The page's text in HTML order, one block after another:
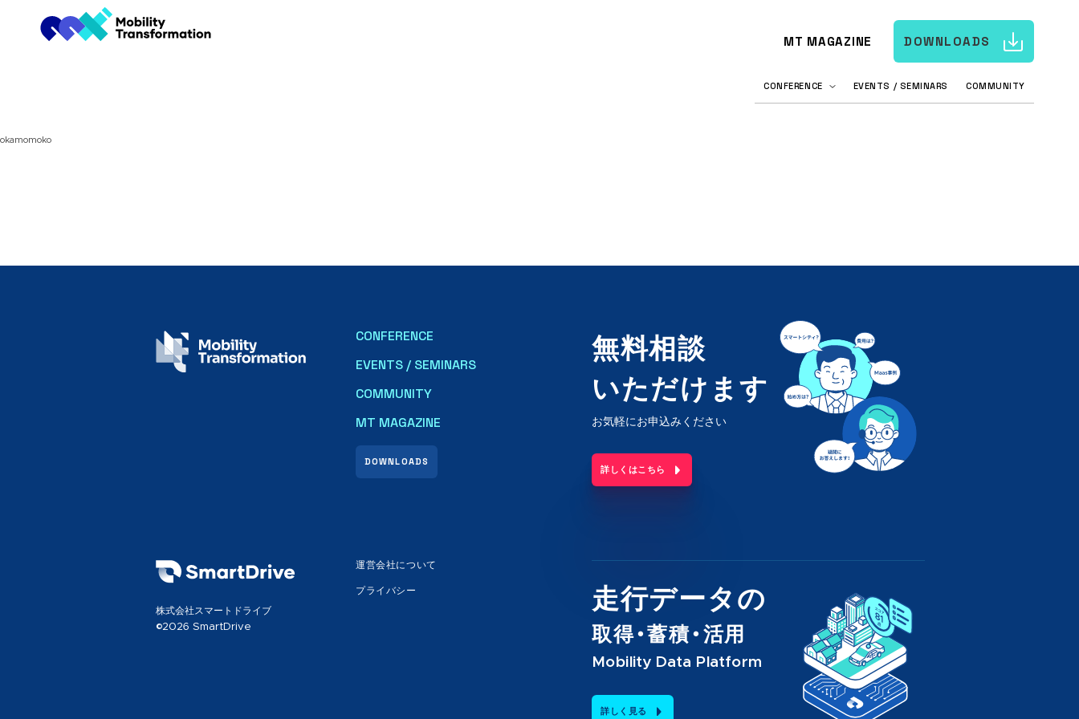
DOWNLOADS
MT MAGAZINE
CONFERENCE EVENTS / SEMINARS COMMUNITY
okamomoko
CONFERENCE
EVENTS / SEMINARS
COMMUNITY
DOWNLOADS
MT MAGAZINE
無料相談
いただけます
お気軽にお申込みください
詳しくはこちら
走行データの
取得・蓄積・活用
Mobility Data Platform
詳しく見る
株式会社スマートドライブ
©2026 SmartDrive
運営会社について
プライバシー